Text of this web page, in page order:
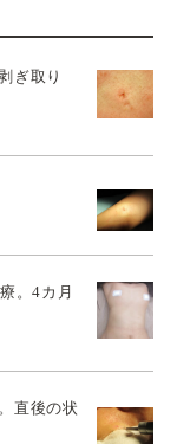
ぎ取り
。4カ月
直後の状